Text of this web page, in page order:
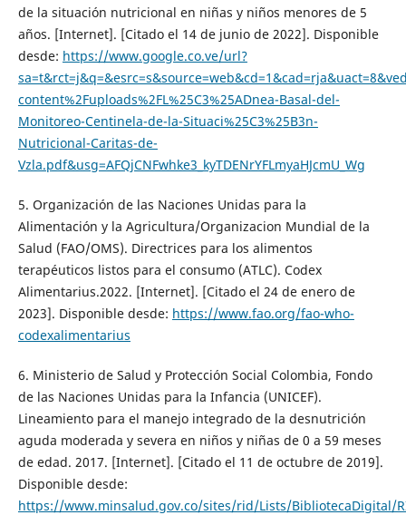
de la situación nutricional en niñas y niños menores de 5
años. [Internet]. [Citado el 14 de junio de 2022]. Disponible
desde: https://www.google.co.ve/url?
content%2Fuploads%2FL%25C3%25ADnea-Basal-del-
Monitoreo-Centinela-de-la-Situaci%25C3%25B3n-
Nutricional-Caritas-de-
Vzla.pdf&usg=AFQjCNFwhke3_kyTDENrYFLmyaHJcmU_Wg
5. Organización de las Naciones Unidas para la
Alimentación y la Agricultura/Organizacion Mundial de la
Salud (FAO/OMS). Directrices para los alimentos
terapéuticos listos para el consumo (ATLC). Codex
Alimentarius.2022. [Internet]. [Citado el 24 de enero de
2023]. Disponible desde: https://www.fao.org/fao-who-
codexalimentarius
6. Ministerio de Salud y Protección Social Colombia, Fondo
de las Naciones Unidas para la Infancia (UNICEF).
Lineamiento para el manejo integrado de la desnutrición
aguda moderada y severa en niños y niñas de 0 a 59 meses
de edad. 2017. [Internet]. [Citado el 11 de octubre de 2019].
Disponible desde:
https://www.minsalud.gov.co/sites/rid/Lists/BibliotecaDigital/